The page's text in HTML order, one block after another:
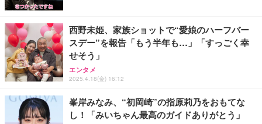
西野未姫、家族ショットで“愛娘のハーフバー
スデー”を報告「もう半年も…」「すっごく幸
せそう」
エンタメ
2025.4.18(金) 16:12
峯岸みなみ、“初岡崎”の指原莉乃をおもてな
し！「みいちゃん最高のガイドありがとう」